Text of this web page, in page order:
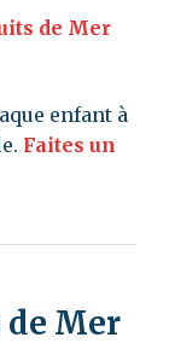
de Mer
enfant à
Faites un
de Mer